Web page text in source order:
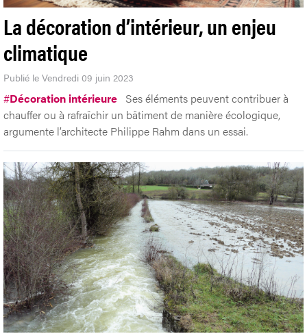
La décoration d’intérieur, un enjeu
climatique
Publié le Vendredi 09 juin 2023
#Décoration intérieure Ses éléments peuvent contribuer à
chauffer ou à rafraîchir un bâtiment de manière écologique,
argumente l’architecte Philippe Rahm dans un essai.